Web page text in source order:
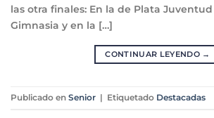
las otra finales: En la de Plata
Gimnasia y en la […]
CONTINUAR LEYENDO →
Publicado en Senior Etiquetado Destacadas